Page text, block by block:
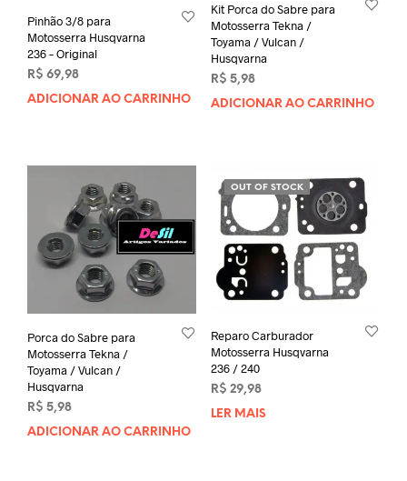
Pinhão 3/8 para
Motosserra Husqvarna
236 – Original
R$ 69,98
ADICIONAR AO CARRINHO
Kit Porca do Sabre para
Motosserra Tekna /
Toyama / Vulcan /
Husqvarna
R$ 5,98
ADICIONAR AO CARRINHO
Porca do Sabre para
Motosserra Tekna /
Toyama / Vulcan /
Husqvarna
R$ 5,98
ADICIONAR AO CARRINHO
OUT OF STOCK
Reparo Carburador
Motosserra Husqvarna
236 / 240
R$ 29,98
LER MAIS